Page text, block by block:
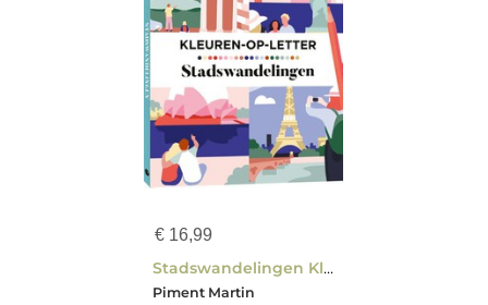
€ 16,99
Stadswandelingen Kleuren-op-letter
Piment Martin